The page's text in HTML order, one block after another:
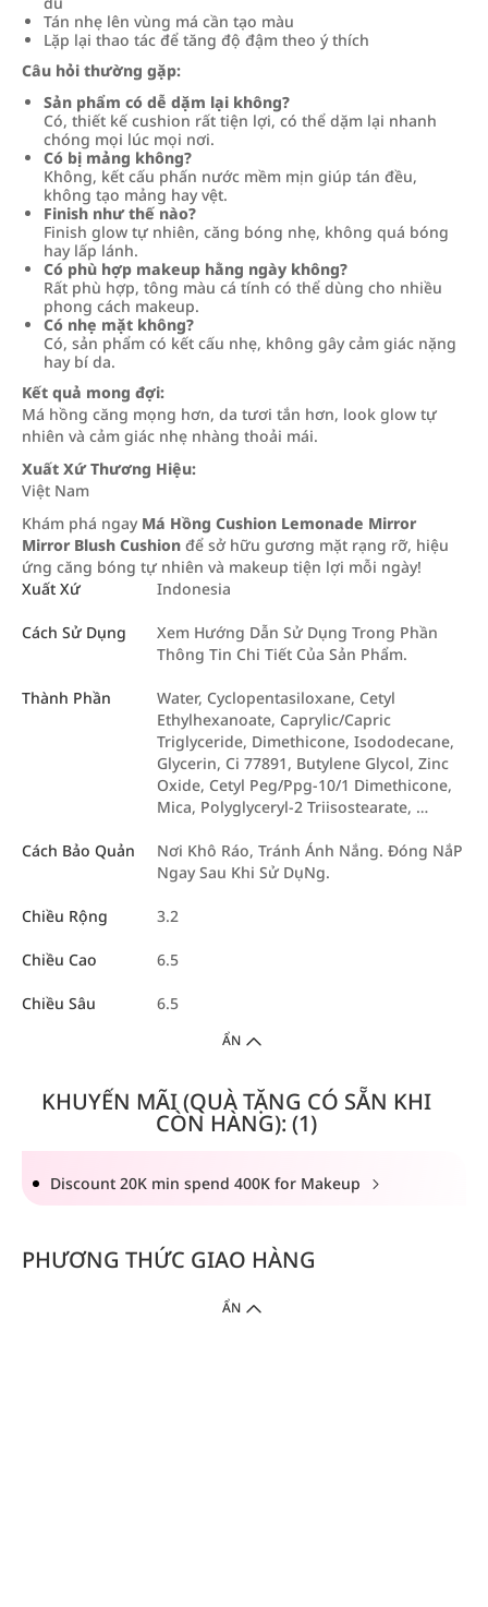
Tán nhẹ lên vùng má cần tạo màu
Lặp lại thao tác để tăng độ đậm theo ý thích
Câu hỏi thường gặp:
Sản phẩm có dễ dặm lại không?
Có, thiết kế cushion rất tiện lợi, có thể dặm lại nhanh
chóng mọi lúc mọi nơi.
Có bị mảng không?
Không, kết cấu phấn nước mềm mịn giúp tán đều,
không tạo mảng hay vệt.
Finish như thế nào?
Finish glow tự nhiên, căng bóng nhẹ, không quá bóng
hay lấp lánh.
Có phù hợp makeup hằng ngày không?
Rất phù hợp, tông màu cá tính có thể dùng cho nhiều
phong cách makeup.
Có nhẹ mặt không?
Có, sản phẩm có kết cấu nhẹ, không gây cảm giác nặng
hay bí da.
Kết quả mong đợi:
Má hồng căng mọng hơn, da tươi tắn hơn, look glow tự
nhiên và cảm giác nhẹ nhàng thoải mái.
Xuất Xứ Thương Hiệu:
Việt Nam
Khám phá ngay Má Hồng Cushion Lemonade Mirror
Mirror Blush Cushion để sở hữu gương mặt rạng rỡ, hiệu
ứng căng bóng tự nhiên và makeup tiện lợi mỗi ngày!
Xuất Xứ
Indonesia
Cách Sử Dụng
Xem Hướng Dẫn Sử Dụng Trong Phần
Thông Tin Chi Tiết Của Sản Phẩm.
Thành Phần
Water, Cyclopentasiloxane, Cetyl
Ethylhexanoate, Caprylic/Capric
Triglyceride, Dimethicone, Isododecane,
Glycerin, Ci 77891, Butylene Glycol, Zinc
Oxide, Cetyl Peg/Ppg-10/1 Dimethicone,
Mica, Polyglyceryl-2 Triisostearate, …
Cách Bảo Quản
Nơi Khô Ráo, Tránh Ánh Nắng. Đóng NắP
Ngay Sau Khi Sử DụNg.
Chiều Rộng 3.2
Chiều Cao 6.5
Chiều Sâu 6.5
ẨN
KHUYẾN MÃI (QUÀ TẶNG CÓ SẴN KHI
CÒN HÀNG): (1)
Discount 20K min spend 400K for Makeup
PHƯƠNG THỨC GIAO HÀNG
ẨN